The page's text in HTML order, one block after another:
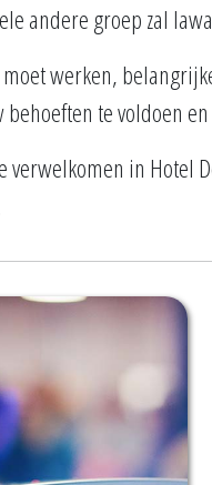
andere groep zal
werken,
te voldoen
in Hotel